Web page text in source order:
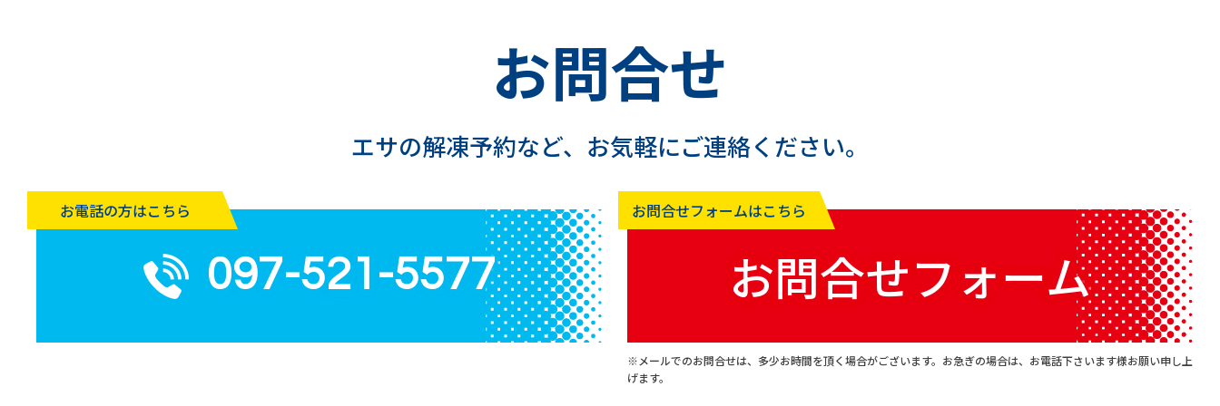
お問合せ
エサの解凍予約など、 お気軽にご連絡ください。
お電話の方はこちら
097-521-5577
お問合せフォームはこちら
お問合せフォーム
※メールでのお問合せは、多少お時間を頂く場合がございます。お急ぎの場合は、お電話下さいます様お願い申し上
げます。